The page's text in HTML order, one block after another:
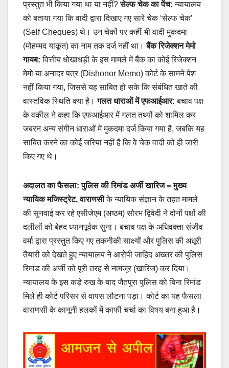
प्रस्तुत भी किया गया था या नहीं?सेल्फ चेक का पेंच: न्यायालय
को बताया गया कि वादी द्वारा दिखाए गए सारे चेक ‘सेल्फ चेक’
(Self Cheques) थे। उन चेकों पर कहीं भी वादी मुकदमा
(मोहम्मद याकूत) का नाम तक दर्ज नहीं था।बैंक रिजेक्शन मेमो
गायब: वित्तीय धोखाधड़ी के इस मामले में बैंक का कोई रिजेक्शन
मेमो या अनादर पत्र (Dishonor Memo) कोर्ट के सामने पेश
नहीं किया गया, जिससे यह साबित हो सके कि संबंधित खाते की
वास्तविक स्थिति क्या है।गलत धाराओं में एफआईआर: बचाव पक्ष
के वकील ने कहा कि एफआईआर में गलत तथ्यों को शामिल कर
जबरन अन्य संगीन धाराओं में मुकदमा दर्ज किया गया है, जबकि यह
साबित करने का कोई जरिया नहीं है कि वे चेक वादी को ही जारी
किए गए थे।
अदालत का फैसला: पुलिस की रिमांड अर्जी खारिज = मुख्य
न्यायिक मजिस्ट्रेट, वाराणसीके न्यायिक संज्ञान के तहत मामले
की सुनवाई कर रहे एसीजेएम (अष्ठम) सौरभ द्विवेदी ने दोनों पक्षों की
दलीलों को बेहद ध्यानपूर्वक सुना। बचाव पक्ष के अधिवक्ता संजीव
वर्मा द्वारा प्रस्तुत किए गए तकनीकी साक्ष्यों और पुलिस की अधूरी
तैयारी को देखते हुए न्यायालय ने आरोपी जाहिद अख्तर की पुलिस
रिमांड की अर्जी को पूरी तरह से नामंजूर (खारिज) कर दिया।
न्यायालय के इस कड़े रुख के बाद जैतपुरा पुलिस को बिना रिमांड
मिले ही कोर्ट परिसर से वापस लौटना पड़ा। कोर्ट का यह फैसला
वाराणसी के कानूनी हलकों में काफी चर्चा का विषय बना हुआ है।